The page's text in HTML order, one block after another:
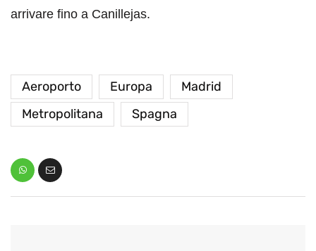
arrivare fino a Canillejas.
Aeroporto Europa
Madrid
Metropolitana
Spagna